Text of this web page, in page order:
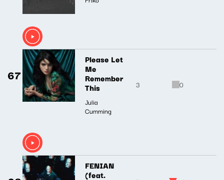
67
Please Let
Me
Remember
This
Julia
Cumming
3 0
FENIAN
(feat.